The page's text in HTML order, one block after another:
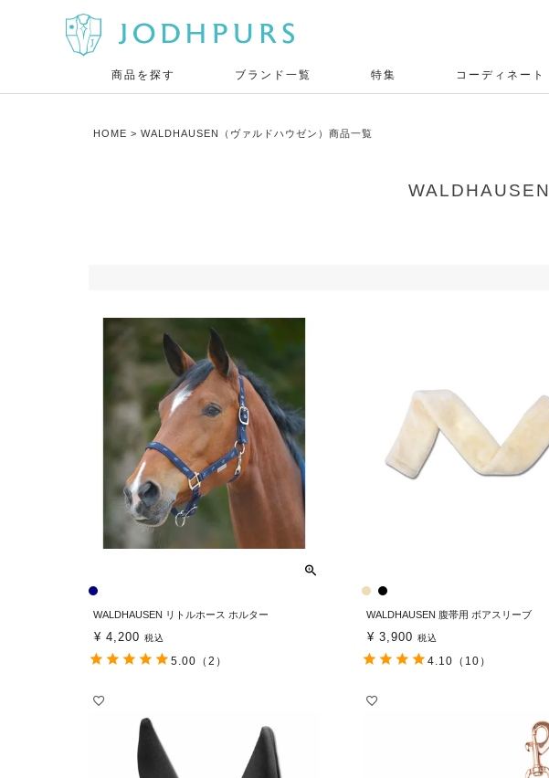
商品を探す ブランド一覧 特集 コーディネート
HOME WALDHAUSEN（ヴァルドハウゼン）商品一覧
WALDHAUSEN リトルホース ホルター
¥ 4,200 税込
5.00 （2）
WALDHAUSEN 腹帯用 ボアスリーブ
¥ 3,900 税込
4.10 （10）